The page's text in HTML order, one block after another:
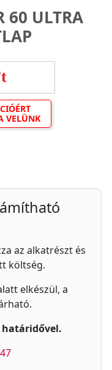
60 ULTRA
VELÜNK
az alkatrészt és
költség.
elkészül, a
határidővel.